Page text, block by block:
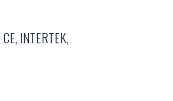
INTERTEK,